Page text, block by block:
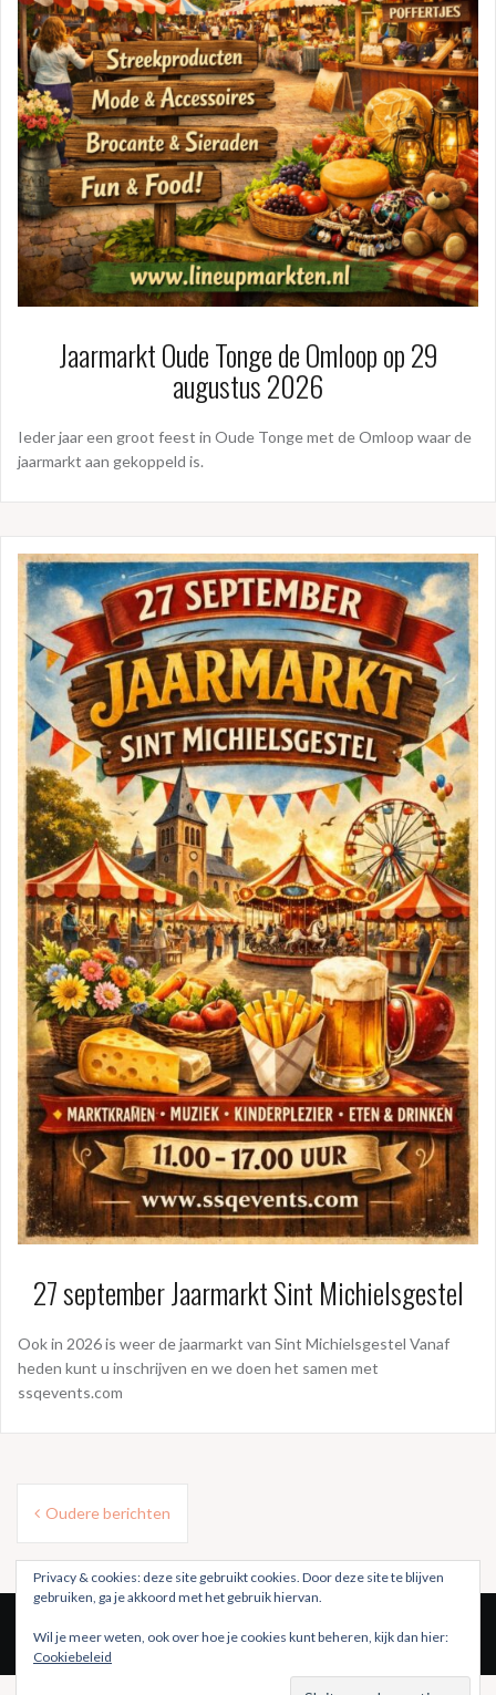
Jaarmarkt Oude Tonge de Omloop op 29
augustus 2026
Ieder jaar een groot feest in Oude Tonge met de Omloop waar de
jaarmarkt aan gekoppeld is.
27 september Jaarmarkt Sint Michielsgestel
Ook in 2026 is weer de jaarmarkt van Sint Michielsgestel Vanaf
heden kunt u inschrijven en we doen het samen met
ssqevents.com
Berichtennavigatie
Oudere berichten
Privacy & cookies: deze site gebruikt cookies. Door deze site te blijven
gebruiken, ga je akkoord met het gebruik hiervan.
Wil je meer weten, ook over hoe je cookies kunt beheren, kijk dan hier:
Cookiebeleid